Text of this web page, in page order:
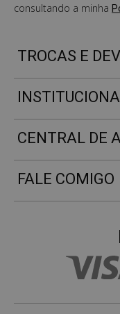
consultando a minha
TROCAS E
CENTRAL DE
FALE COMIGO